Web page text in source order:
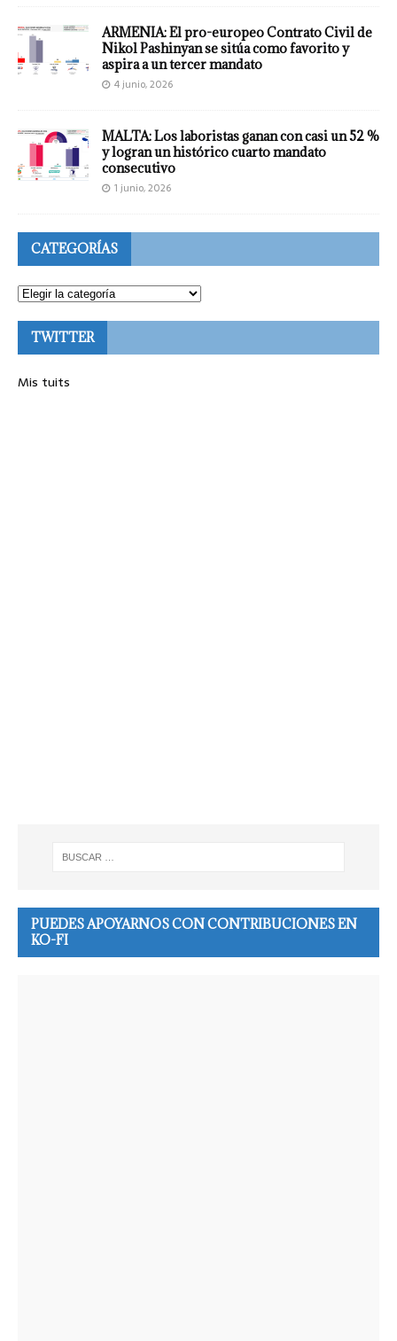
ARMENIA: El pro-europeo Contrato Civil de
Nikol Pashinyan se sitúa como favorito y
aspira a un tercer mandato
4 junio, 2026
MALTA: Los laboristas ganan con casi un 52 %
y logran un histórico cuarto mandato
consecutivo
1 junio, 2026
CATEGORÍAS
TWITTER
Mis tuits
PUEDES APOYARNOS CON CONTRIBUCIONES EN
KO-FI